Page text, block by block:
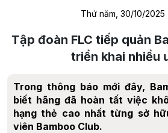
Thứ năm, 30/10/2025 |
Tập đoàn FLC tiếp quản
triển khai nhiều
Trong thông báo mới đây,
biết hãng đã hoàn tất việc
hạng thẻ cao nhất từng sở
viên Bamboo Club.